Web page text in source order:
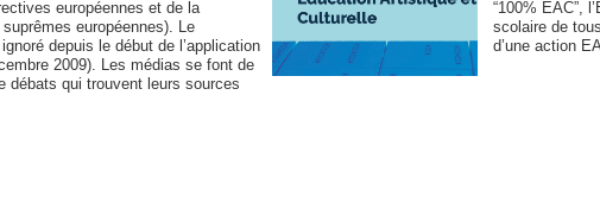
européennes et de la
européennes). Le
depuis le début de l’application
2009). Les médias se font de
débats qui trouvent leurs sources
“100% EAC”,
scolaire de
d’une action